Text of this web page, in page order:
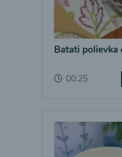
Batati polievka
00:25